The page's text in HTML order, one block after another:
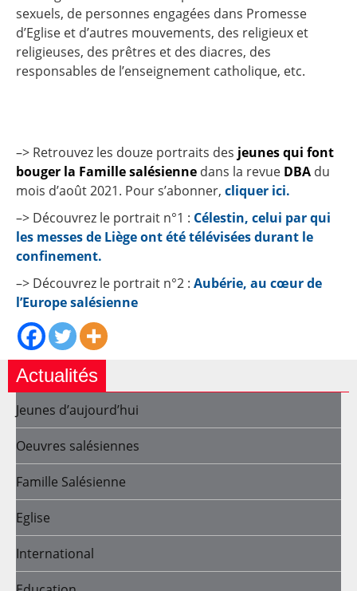
sexuels, de personnes engagées dans Promesse
d’Eglise et d’autres mouvements, des religieux et
religieuses, des prêtres et des diacres, des
responsables de l’enseignement catholique, etc.
–> Retrouvez les douze portraits des jeunes qui font
bouger la Famille salésienne dans la revue DBA du
mois d’août 2021. Pour s’abonner, cliquer ici.
–> Découvrez le portrait n°1 : Célestin, celui par qui
les messes de Liège ont été télévisées durant le
confinement.
–> Découvrez le portrait n°2 : Aubérie, au cœur de
l’Europe salésienne
Actualités
Jeunes d’aujourd’hui
Oeuvres salésiennes
Famille Salésienne
Eglise
International